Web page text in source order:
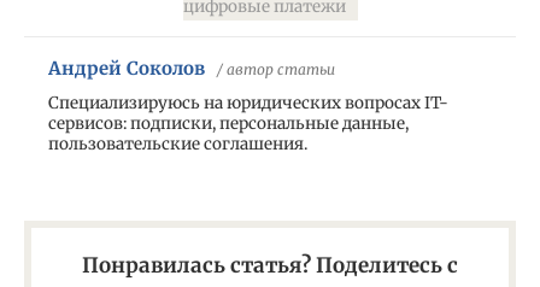
цифровые платежи
Андрей Соколов / автор статьи
Специализируюсь на юридических вопросах IT-
сервисов: подписки, персональные данные,
пользовательские соглашения.
Понравилась статья? Поделитесь с